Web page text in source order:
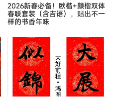
2026新春必备！欧楷+颜楷双体
春联套装（含吉语），贴出不一
样的书香年味